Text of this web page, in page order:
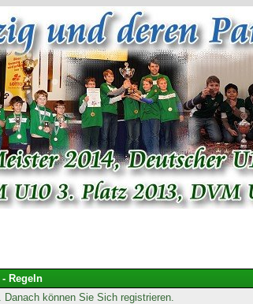
Regeln
können Sie Sich registrieren.